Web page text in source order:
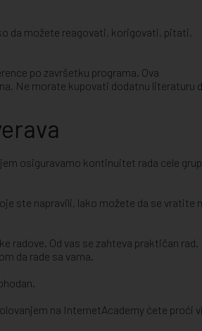
da možete reagovati, korigovati, pitati,
po završetku programa. Ova
Ne morate kupovati dodatnu literaturu
osiguravamo kontinuitet rada cele
ste napravili, lako možete da se vratite
radove. Od vas se zahteva praktičan rad.
da rade sa vama.
na InternetAcademy ćete proći